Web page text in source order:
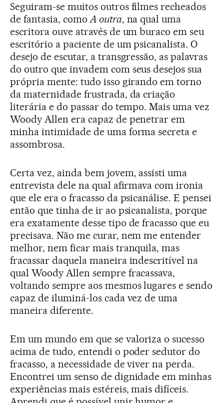
Seguiram-se muitos outros filmes recheados
de fantasia, comoA outra, na qual uma
escritora ouve através de um buraco em seu
escritório a paciente de um psicanalista. O
desejo de escutar, a transgressão, as palavras
do outro que invadem com seus desejos sua
própria mente: tudo isso girando em torno
da maternidade frustrada, da criação
literária e do passar do tempo. Mais uma vez
Woody Allen era capaz de penetrar em
minha intimidade de uma forma secreta e
assombrosa.
Certa vez, ainda bem jovem, assisti uma
entrevista dele na qual afirmava com ironia
que ele era o fracasso da psicanálise. E pensei
então que tinha de ir ao psicanalista, porque
era exatamente desse tipo de fracasso que eu
precisava. Não me curar, nem me entender
melhor, nem ficar mais tranquila, mas
fracassar daquela maneira indescritível na
qual Woody Allen sempre fracassava,
voltando sempre aos mesmos lugares e sendo
capaz de iluminá-los cada vez de uma
maneira diferente.
Em um mundo em que se valoriza o sucesso
acima de tudo, entendi o poder sedutor do
fracasso, a necessidade de viver na perda.
Encontrei um senso de dignidade em minhas
experiências mais estéreis, mais difíceis.